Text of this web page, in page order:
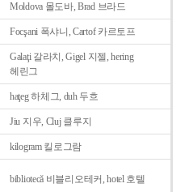
Moldova 몰도바, Brad 브라드
Focşani 폭샤니, Cartof 카르토프
Galaţi 갈라치, Gigel 지젤, hering
헤린그
haţeg 하체그, duh 두흐
Jiu 지우, Cluj 클루지
kilogram 킬로그람
bibliotecǎ 비블리오테커, hotel 호텔